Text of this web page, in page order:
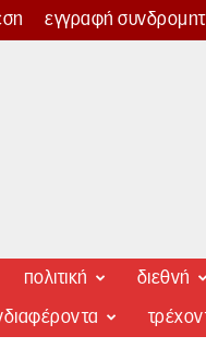
εγγραφή
πολιτική διεθνή